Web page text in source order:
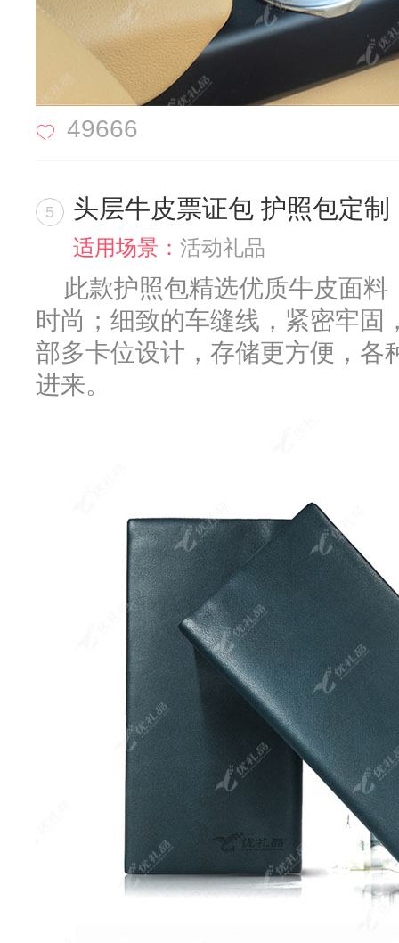
49666
5 头层牛皮票证包 护照包定制
适用场景： 活动礼品
此款护照包精选优质牛皮面料
时尚；细致的车缝线，紧密牢固
部多卡位设计，存储更方便，各
进来。